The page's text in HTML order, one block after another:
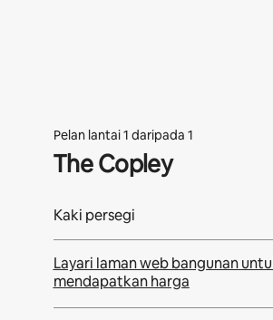
Pelan lantai 1 daripada 1
The Copley
Kaki persegi
Layari laman web bangunan
mendapatkan harga